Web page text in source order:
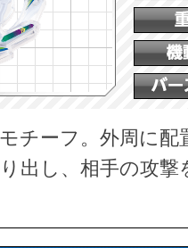
チーフ。外周に
出し、相手の攻